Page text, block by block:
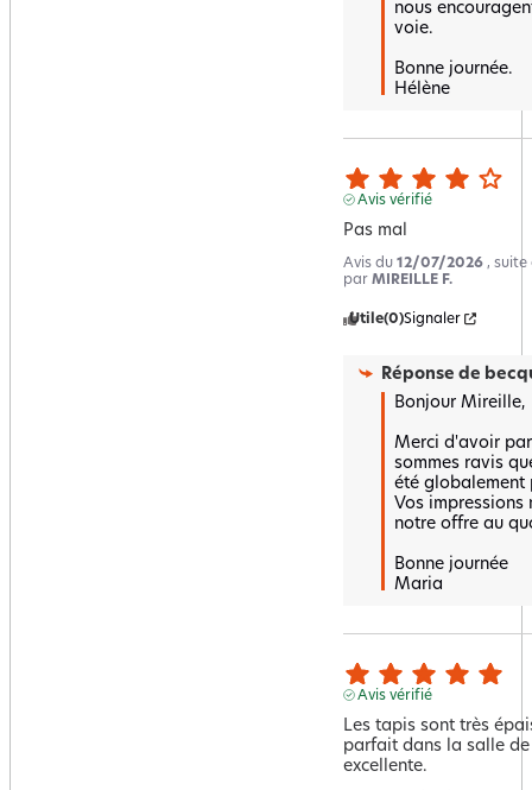
nous
voie.
Bonne journée.
Hélène
Avis vérifié
Pas mal
Avis du 12/07/2026 , suite
par MIREILLE F.
Utile(0)Signaler
Réponse de
Bonjour
Merci d'avoir
sommes ravis
été
Vos impressions
notre offre au
Bonne journée
Maria
Avis vérifié
Les tapis sont très
parfait dans la salle
excellente.